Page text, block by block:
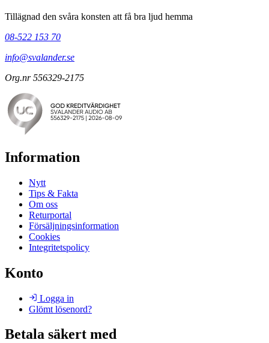
Tillägnad den svåra konsten att få bra ljud hemma
08-522 153 70
info@svalander.se
Org.nr 556329-2175
Information
Nytt
Tips & Fakta
Om oss
Returportal
Försäljningsinformation
Cookies
Integritetspolicy
Konto
Logga in
Glömt lösenord?
Betala säkert med